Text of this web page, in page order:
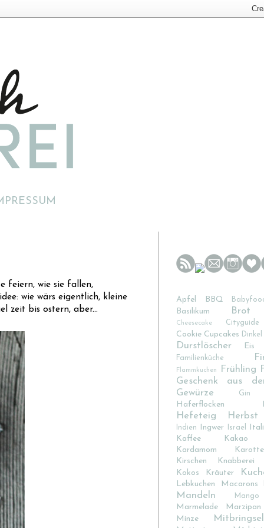
feiern, wie sie fallen,
wie wärs eigentlich, kleine
zeit bis ostern, aber...
Apfel BBQ
Basilikum Brot
Cheesecake Cityguide
Cookie Cupcakes Dinkel
Durstlöscher Eis
Familienküche
Flammkuchen Frühling
Geschenk aus
Gewürze
Gin
Haferflocken
Hefeteig Herbst
Indien Ingwer Israel
Kaffee
Kakao
Kardamom
Karotte
Kirschen
Knabberei
Kokos
Kräuter
Lebkuchen Macarons
Mandeln Mango
Marmelade
Marzipan
Minze
Mitbringsel